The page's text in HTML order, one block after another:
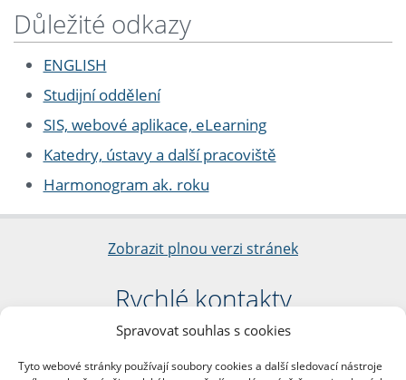
Spravovat souhlas s cookies
Tyto webové stránky používají soubory cookies a další sledovací nástroje
Důležité odkazy
ENGLISH
Studijní oddělení
SIS, webové aplikace, eLearning
Katedry, ústavy a další pracoviště
Harmonogram ak. roku
Zobrazit plnou verzi stránek
Rychlé kontakty
Filozofická fakulta
nám. Jana Palacha 1/2